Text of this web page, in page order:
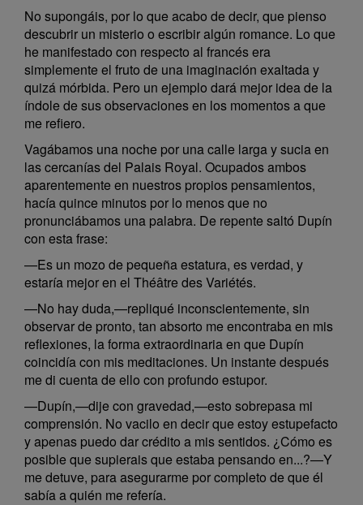
No supongáis, por lo que acabo de decir, que pienso
descubrir un misterio o escribir algún romance. Lo que
he manifestado con respecto al francés era
simplemente el fruto de una imaginación exaltada y
quizá mórbida. Pero un ejemplo dará mejor idea de la
índole de sus observaciones en los momentos a que
me refiero.
Vagábamos una noche por una calle larga y sucia en
las cercanías del Palais Royal. Ocupados ambos
aparentemente en nuestros propios pensamientos,
hacía quince minutos por lo menos que no
pronunciábamos una palabra. De repente saltó Dupín
con esta frase:
—Es un mozo de pequeña estatura, es verdad, y
estaría mejor en el Théâtre des Variétés.
—No hay duda,—repliqué inconscientemente, sin
observar de pronto, tan absorto me encontraba en mis
reflexiones, la forma extraordinaria en que Dupín
coincidía con mis meditaciones. Un instante después
me di cuenta de ello con profundo estupor.
—Dupín,—dije con gravedad,—esto sobrepasa mi
comprensión. No vacilo en decir que estoy estupefacto
y apenas puedo dar crédito a mis sentidos. ¿Cómo es
posible que supierais que estaba pensando en...?—Y
me detuve, para asegurarme por completo de que él
sabía a quién me refería.